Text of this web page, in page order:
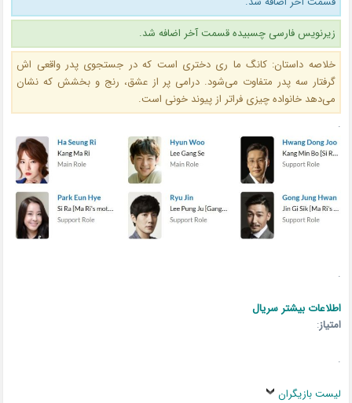
زیرنویس فارسی چسبیده قسمت آخر اضافه شد.
خلاصه داستان: کانگ ما ری دختری است که در جستجوی پدر واقعی‌ اش
گرفتار سه پدر متفاوت می‌شود. درامی پر از عشق، رنج و بخشش که نشان
می‌دهد خانواده چیزی فراتر از پیوند خونی است.
.
.
اطلاعات بیشتر سریال
امتیاز:
.
لیست بازیگران